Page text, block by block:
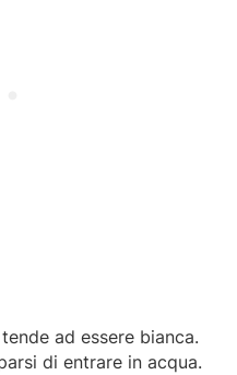
ad essere bianca.
di entrare in acqua.